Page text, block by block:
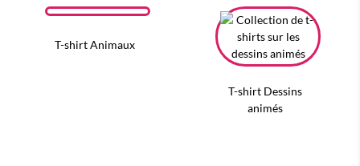
T-shirt Animaux
T-shirt Dessins
animés